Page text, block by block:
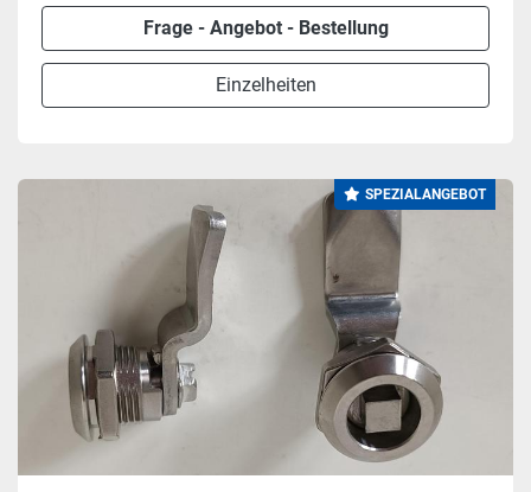
Frage - Angebot - Bestellung
Einzelheiten
SPEZIALANGEBOT